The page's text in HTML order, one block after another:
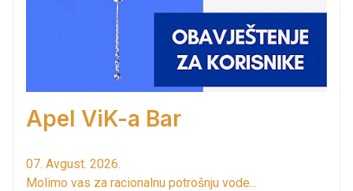
Apel ViK-a Bar
07. Avgust. 2026.
Molimo vas za racionalnu potrošnju vode...